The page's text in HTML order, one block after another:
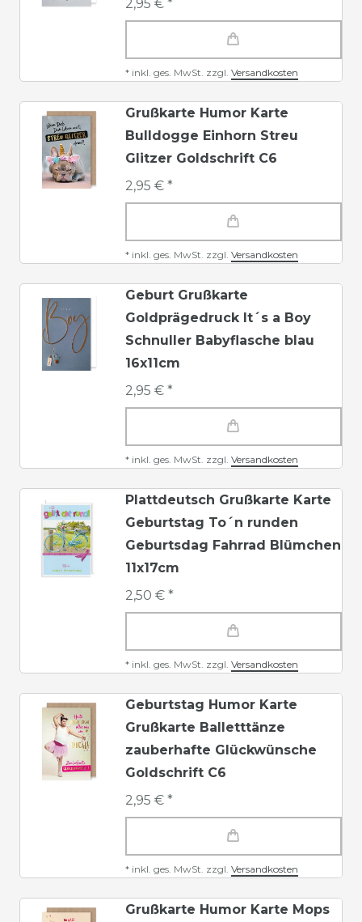
2,95 € *
* inkl. ges. MwSt. zzgl. Versandkosten
Grußkarte Humor Karte
Bulldogge Einhorn Streu
Glitzer Goldschrift C6
2,95 € *
* inkl. ges. MwSt. zzgl. Versandkosten
Geburt Grußkarte
Goldprägedruck It´s a Boy
Schnuller Babyflasche blau
16x11cm
2,95 € *
* inkl. ges. MwSt. zzgl. Versandkosten
Plattdeutsch Grußkarte Karte
Geburtstag To´n runden
Geburtsdag Fahrrad Blümchen
11x17cm
2,50 € *
* inkl. ges. MwSt. zzgl. Versandkosten
Geburtstag Humor Karte
Grußkarte Balletttänze
zauberhafte Glückwünsche
Goldschrift C6
2,95 € *
* inkl. ges. MwSt. zzgl. Versandkosten
Grußkarte Humor Karte Mops